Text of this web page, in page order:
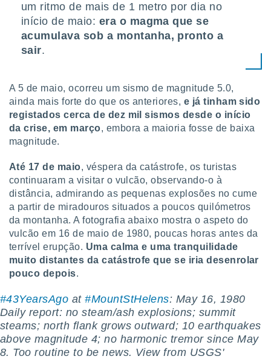
um ritmo de mais de 1 metro por dia no
início de maio: era o magma que se
acumulava sob a montanha, pronto a
sair.
A 5 de maio, ocorreu um sismo de magnitude 5.0,
ainda mais forte do que os anteriores, e já tinham sido
registados cerca de dez mil sismos desde o início
da crise, em março, embora a maioria fosse de baixa
magnitude.
Até 17 de maio, véspera da catástrofe, os turistas
continuaram a visitar o vulcão, observando-o à
distância, admirando as pequenas explosões no cume
a partir de miradouros situados a poucos quilómetros
da montanha. A fotografia abaixo mostra o aspeto do
vulcão em 16 de maio de 1980, poucas horas antes da
terrível erupção. Uma calma e uma tranquilidade
muito distantes da catástrofe que se iria desenrolar
pouco depois.
#43YearsAgo at#MountStHelens: May 16, 1980
Daily report: no steam/ash explosions; summit
steams; north flank grows outward; 10 earthquakes
above magnitude 4; no harmonic tremor since May
8. Too routine to be news. View from USGS'